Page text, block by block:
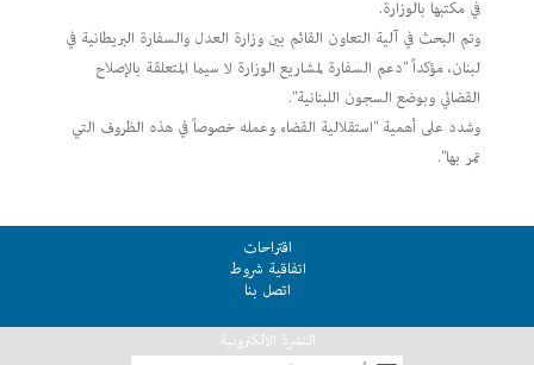
في مكتبها بالوزارة.
وتم البحث في آلية التعاون القائم بين وزارة العدل والسفارة البريطانية في
لبنان، مؤكداً "دعم السفارة لمشاريع الوزارة لا سيما المتعلقة بالإصلاح
القضائي وبوضع السجون اللبنانية".
وشدد على أهمية "استقلالية القضاء وعمله خصوصاً في هذه الظروف التي
تمر بها".
اقتراحات
اتفاقية شروط
اتصل بنا
النشرة الالكترونية